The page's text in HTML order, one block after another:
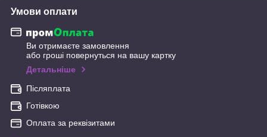
Умови оплати
Ви отримаєте замовлення
або гроші повернуться на вашу картку
Детальніше
Післяплата
Готівкою
Оплата за реквізитами